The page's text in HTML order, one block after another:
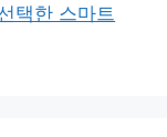
택한 스마트